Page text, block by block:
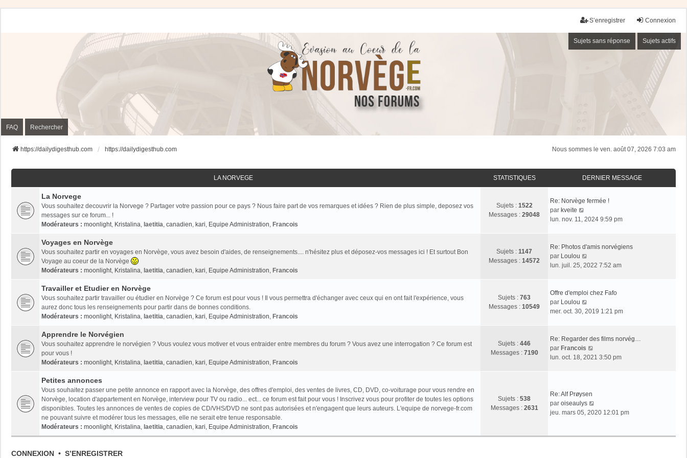
Connexion
S’enregistrer
Sujets sans réponse Sujets actifs
FAQ Rechercher
Nous sommes le ven. août 07, 2026 7:03 am
https://dailydigesthub.com https://dailydigesthub.com
LA NORVEGE STATISTIQUES DERNIER MESSAGE
La Norvege
Vous souhaitez decouvrir la Norvege ? Partager votre passion pour ce pays ? Nous faire part de vos remarques et idées ? Rien de plus simple, deposez vos
messages sur ce forum... !
Modérateurs : moonlight, Kristalina, laetitia, canadien, kari, Equipe Administration, Francois
Sujets : 1522
Messages : 29048
Re: Norvège fermée !
par kveite
o
l
e
d
n
i
e
e
s
s
lun. nov. 11, 2024 9:59 pm
Voyages en Norvège
Vous souhaitez partir en voyages en Norvège, vous avez besoin d'aides, de renseignements.... n'hésitez plus et déposez-vos messages ici ! Et surtout Bon
Voyage au coeur de la Norvège
Modérateurs : moonlight, Kristalina, laetitia, canadien, kari, Equipe Administration, Francois
Sujets : 1147
Messages : 14572
Re: Photos d'amis norvégiens
par Loulou
o
l
d
n
i
e
s
s
a
lun. juil. 25, 2022 7:52 am
Travailler et Etudier en Norvège
Vous souhaitez partir travailler ou étudier en Norvège ? Ce forum est pour vous ! Il vous permettra d'échanger avec ceux qui en ont fait l'expérience, vous
aurez donc tous les renseignements pour partir dans de bonnes conditions.
Modérateurs : moonlight, Kristalina, laetitia, canadien, kari, Equipe Administration, Francois
Sujets : 763
Messages : 10549
Offre d'emploi chez Fafo
par Loulou
o
l
e
d
i
e
r
mer. oct. 30, 2019 1:21 pm
Apprendre le Norvégien
Vous souhaitez apprendre le norvégien ? Vous voulez vous motiver et vous entraider entre membres du forum ? Vous avez une interrogation ? Ce forum est
pour vous !
Modérateurs : moonlight, Kristalina, laetitia, canadien, kari, Equipe Administration, Francois
Sujets : 446
Messages : 7190
Re: Regarder des films norvég…
par Francois
o
d
e
lun. oct. 18, 2021 3:50 pm
Petites annonces
Vous souhaitez passer une petite annonce en rapport avec la Norvège, des offres d'emploi, des ventes de livres, CD, DVD, co-voiturage pour vous rendre en
Norvège, location d'appartement en Norvège, interview pour TV ou radio... ect... ce forum est fait pour vous ! Inscrivez vous pour profiter de toutes les options
disponibles. Toutes les annonces de ventes de copies de CD/VHS/DVD ne sont pas autorisées et n'engagent que leurs auteurs. L'equipe de norvege-fr.com
ne pouvant suivre et modérer tous les messages, elle ne serait etre tenue responsable.
Modérateurs : moonlight, Kristalina, laetitia, canadien, kari, Equipe Administration, Francois
Sujets : 538
Messages : 2631
Re: Alf Prøysen
par oiseaulys
o
jeu. mars 05, 2020 12:01 pm
CONNEXION • S’ENREGISTRER